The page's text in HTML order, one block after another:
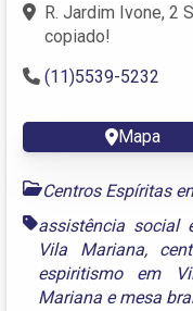
R. Jardim Ivone, 2
copiado!
(11)5539-5232
Mapa
Centros Espíritas
assistência social
Vila Mariana,
espiritismo em
Mariana emesa